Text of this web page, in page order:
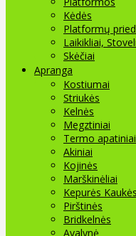
Kėdės
Platformų
Laikikliai,
Skėčiai
Apranga
Kostiumai
Striukės
Kelnės
Megztiniai
Termo apatiniai
Akiniai
Kojinės
Marškinėliai
Kepurės Kaukės
Pirštinės
Bridkelnės
Avalynė